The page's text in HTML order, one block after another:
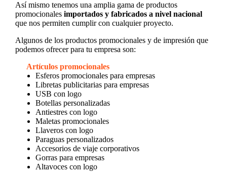
Así mismo tenemos una amplia gama de productos
promocionales importados y fabricados a nivel nacional
que nos permiten cumplir con cualquier proyecto.
Algunos de los productos promocionales y de impresión que
podemos ofrecer para tu empresa son:
Artículos promocionales
Esferos promocionales para empresas
Libretas publicitarias para empresas
USB con logo
Botellas personalizadas
Antiestres con logo
Maletas promocionales
Llaveros con logo
Paraguas personalizados
Accesorios de viaje corporativos
Gorras para empresas
Altavoces con logo